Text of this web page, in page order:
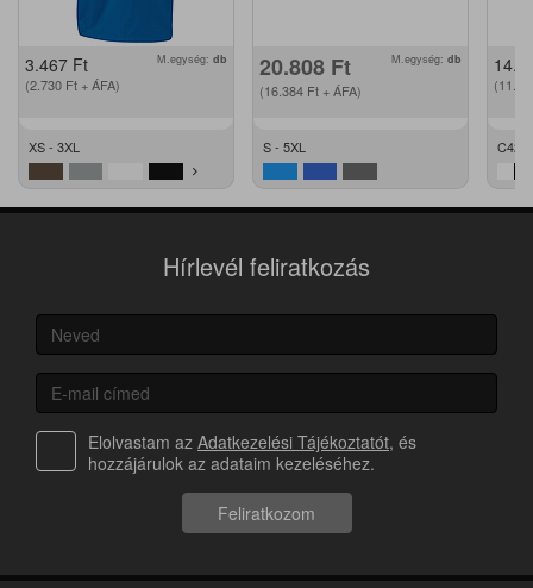
3.467 Ft
(2.730 Ft + ÁFA)
M.egység: db
XS - 3XL
20.808 Ft
(16.384 Ft + ÁFA)
M.egység: db
S - 5XL C42 -
Hírlevél feliratkozás
Elolvastam az Adatkezelési Tájékoztatót, és
hozzájárulok az adataim kezeléséhez.
Feliratkozom